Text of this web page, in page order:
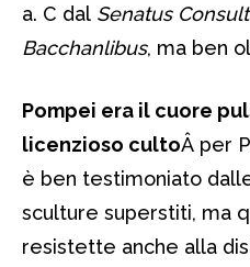
a. C dal Senatus
Bacchanlibus, ma ben
Pompei era il cuore
licenzioso cultoÂ per
è ben testimoniato
sculture superstiti, ma
resistette anche alla